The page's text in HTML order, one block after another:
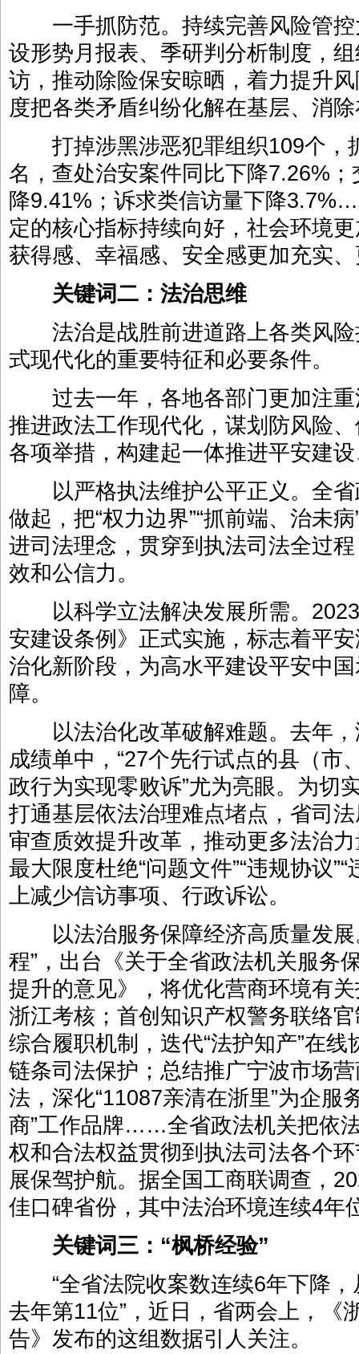
一手抓防范。持续完善风险管控
设形势月报表、季研判分析制度，
访，推动除险保安晾晒，着力提升
度把各类矛盾纠纷化解在基层、消
打掉涉黑涉恶犯罪组织109个，
名，查处治安案件同比下降7.26%
降9.41%；诉求类信访量下降
定的核心指标持续向好，社会环境
获得感、幸福感、安全感更加充实
关键词二：法治思维
法治是战胜前进道路上各类风险
式现代化的重要特征和必要条件。
过去一年，各地各部门更加注重
推进政法工作现代化，谋划防风险
各项举措，构建起一体推进平安建
以严格执法维护公平正义。全省
做起，把“权力边界”“抓前端、治未病
进司法理念，贯穿到执法司法全过
效和公信力。
以科学立法解决发展所需。2023
安建设条例》正式实施，标志着平
治化新阶段，为高水平建设平安中
障。
以法治化改革破解难题。去年，
成绩单中，“27个先行试点的县（市
政行为实现零败诉”尤为亮眼。为切
打通基层依法治理难点堵点，省司
审查质效提升改革，推动更多法治
最大限度杜绝“问题文件”“违规协议
上减少信访事项、行政诉讼。
以法治服务保障经济高质量发展
程”，出台《关于全省政法机关服务
提升的意见》，将优化营商环境有
浙江考核；首创知识产权警务联络
综合履职机制，迭代“法护知产”在
链条司法保护；总结推广宁波市场
法，深化“11087亲清在浙里”为企服
商”工作品牌……全省政法机关把依
权和合法权益贯彻到执法司法各个
展保驾护航。据全国工商联调查，
佳口碑省份，其中法治环境连续4年
关键词三：“枫桥经验”
“全省法院收案数连续6年下降，
去年第11位”，近日，省两会上，《
告》发布的这组数据引人关注。